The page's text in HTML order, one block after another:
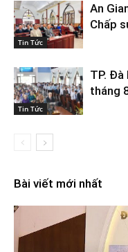
Tin Tức
An
Chấp
Tin Tức
TP. Đà
tháng
Bài viết mới nhất